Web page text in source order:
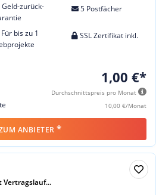
Geld-zurück-
5 Postfächer
bis zu 1
SSL Zertifikat inkl.
1,00 €*
Durchschnittspreis pro Monat
10,00 €/Monat
ANBIETER *
Vertragslauf...